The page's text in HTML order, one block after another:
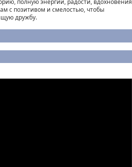
полную энергии, радости, вдохновения
с позитивом и смелостью, чтобы
дружбу.